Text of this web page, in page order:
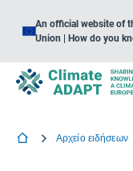
An official website of
Union | How do you
Αρχείο ειδήσεων